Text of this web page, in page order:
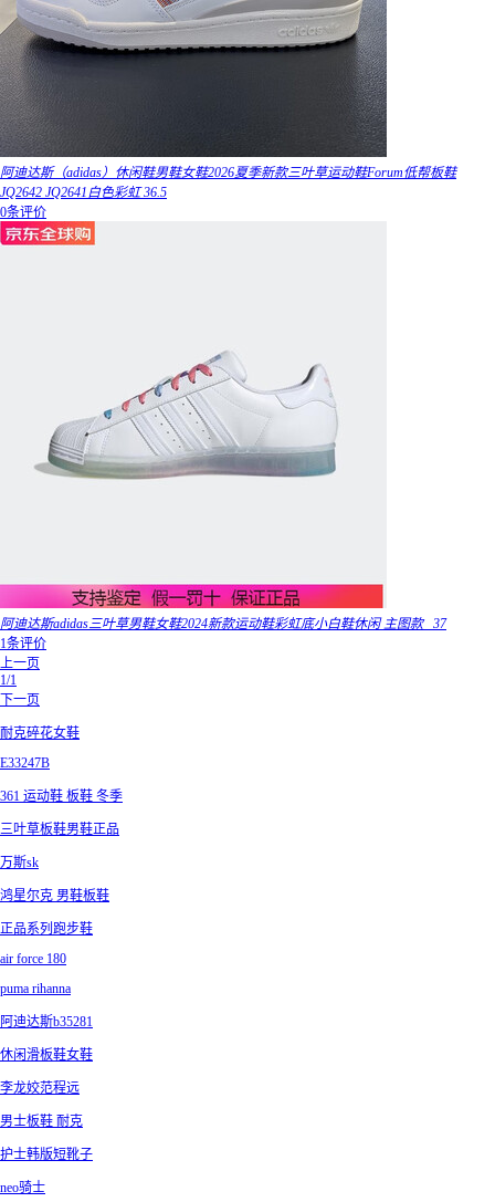
阿迪达斯（adidas）休闲鞋男鞋女鞋2026夏季新款三叶草运动鞋Forum低帮板鞋
JQ2642 JQ2641白色彩虹 36.5
0条评价
阿迪达斯adidas三叶草男鞋女鞋2024新款运动鞋彩虹底小白鞋休闲 主图款_ 37
1条评价
上一页
1/1
下一页
耐克碎花女鞋
E33247B
361 运动鞋 板鞋 冬季
三叶草板鞋男鞋正品
万斯sk
鸿星尔克 男鞋板鞋
正品系列跑步鞋
air force 180
puma rihanna
阿迪达斯b35281
休闲滑板鞋女鞋
李龙姣范程远
男士板鞋 耐克
护士韩版短靴子
neo骑士